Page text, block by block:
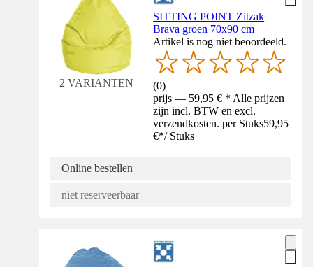
2 VARIANTEN
SITTING POINT Zitzak
Brava groen 70x90 cm
Artikel is nog niet beoordeeld.
(0)
prijs — 59,95 € * Alle prijzen
zijn incl. BTW en excl.
verzendkosten. per Stuks59,95
€*/ Stuks
Online bestellen
niet reserveerbaar